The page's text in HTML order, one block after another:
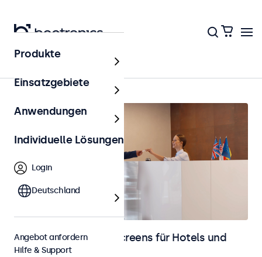
Hotel & Gastronomie
Monitore und Touchscreens für Hotels und
Gastronomie
Produkte
Einsatzgebiete
Anwendungen
Individuelle Lösungen
Login
Deutschland
Angebot anfordern
Hilfe & Support